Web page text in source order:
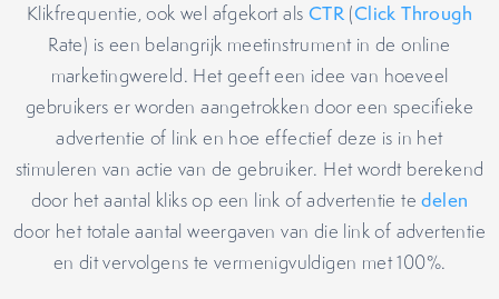
Klikfrequentie, ook wel afgekort als CTR (Click Through
Rate) is een belangrijk meetinstrument in de online
marketingwereld. Het geeft een idee van hoeveel
gebruikers er worden aangetrokken door een specifieke
advertentie of link en hoe effectief deze is in het
stimuleren van actie van de gebruiker. Het wordt berekend
door het aantal kliks op een link of advertentie tedelen
door het totale aantal weergaven van die link of advertentie
en dit vervolgens te vermenigvuldigen met 100%.